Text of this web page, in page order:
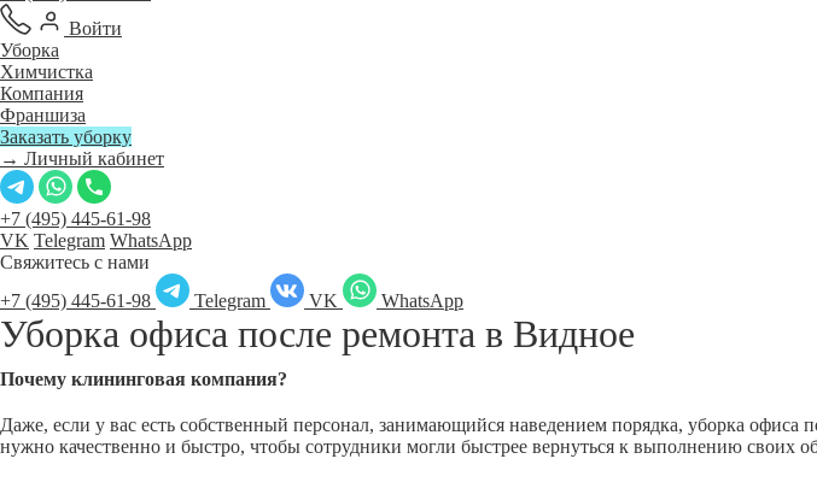
Войти
Уборка
Химчистка
Компания
Франшиза
Заказать уборку
→ Личный кабинет
+7 (495) 445-61-98
VK Telegram WhatsApp
Свяжитесь с нами
+7 (495) 445-61-98
Telegram VK WhatsApp
Уборка офиса после ремонта в Видное
Почему клининговая компания?
Даже, если у вас есть собственный персонал, занимающийся наведением порядка, уборка
нужно качественно и быстро, чтобы сотрудники могли быстрее вернуться к выполнению своих